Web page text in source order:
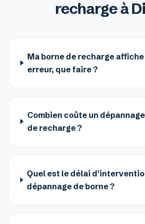
recharge à
Ma borne de recharge
erreur, que faire ?
Combien coûte un
de recharge ?
Quel est le délai
dépannage de borne ?